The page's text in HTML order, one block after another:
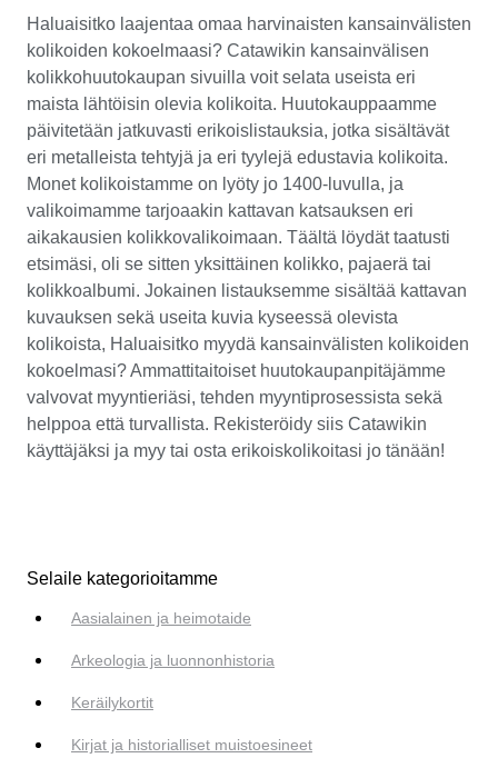
Haluaisitko laajentaa omaa harvinaisten kansainvälisten
kolikoiden kokoelmaasi? Catawikin kansainvälisen
kolikkohuutokaupan sivuilla voit selata useista eri
maista lähtöisin olevia kolikoita. Huutokauppaamme
päivitetään jatkuvasti erikoislistauksia, jotka sisältävät
eri metalleista tehtyjä ja eri tyylejä edustavia kolikoita.
Monet kolikoistamme on lyöty jo 1400-luvulla, ja
valikoimamme tarjoaakin kattavan katsauksen eri
aikakausien kolikkovalikoimaan. Täältä löydät taatusti
etsimäsi, oli se sitten yksittäinen kolikko, pajaerä tai
kolikkoalbumi. Jokainen listauksemme sisältää kattavan
kuvauksen sekä useita kuvia kyseessä olevista
kolikoista, Haluaisitko myydä kansainvälisten kolikoiden
kokoelmasi? Ammattitaitoiset huutokaupanpitäjämme
valvovat myyntieriäsi, tehden myyntiprosessista sekä
helppoa että turvallista. Rekisteröidy siis Catawikin
käyttäjäksi ja myy tai osta erikoiskolikoitasi jo tänään!
Selaile kategorioitamme
Aasialainen ja heimotaide
Arkeologia ja luonnonhistoria
Keräilykortit
Kirjat ja historialliset muistoesineet